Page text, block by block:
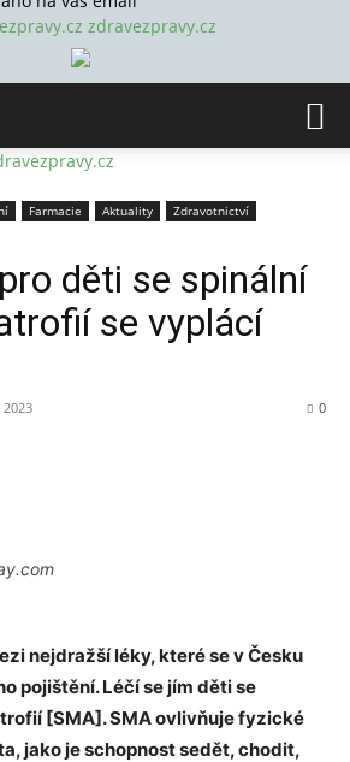
zdravezpravy.cz
Farmacie Aktuality
Zdravotnictví
děti se spinální
se vyplácí
2023 0
nejdražší léky, které se v Česku
pojištění. Léčí se jím děti se
[SMA]. SMA ovlivňuje fyzické
jako je schopnost sedět, chodit,